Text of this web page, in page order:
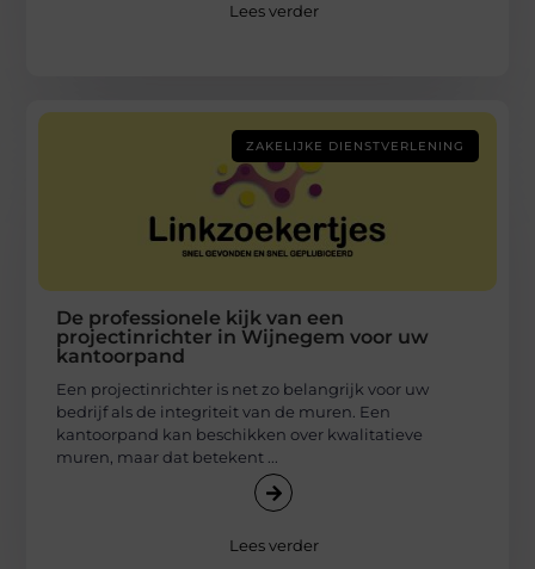
Lees verder
ZAKELIJKE DIENSTVERLENING
De professionele kijk van een
projectinrichter in Wijnegem voor uw
kantoorpand
Een projectinrichter is net zo belangrijk voor uw
bedrijf als de integriteit van de muren. Een
kantoorpand kan beschikken over kwalitatieve
muren, maar dat betekent ...
Lees verder